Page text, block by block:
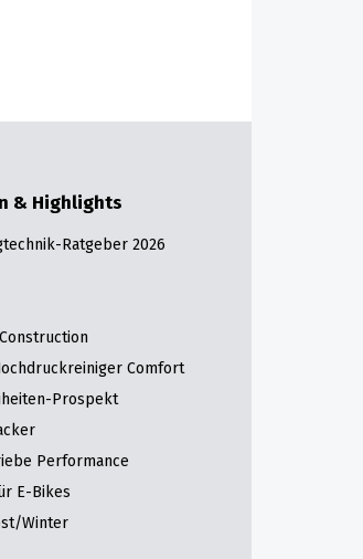
& Highlights
Ratgeber 2026
Comfort
Prospekt
Performance
E-Bikes
Winter